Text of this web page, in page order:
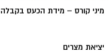
מיני קורס – מידת הכעס
יציאת מצרים